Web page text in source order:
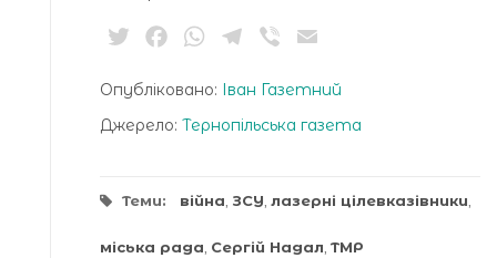
TwitterFacebookWhatsApp
Telegram
Viber
Опубліковано: Іван Газетний
Джерело: Тернопільська газета
Теми: війна ЗСУ лазерні цілевказівники
міська рада Сергій Надал ТМР